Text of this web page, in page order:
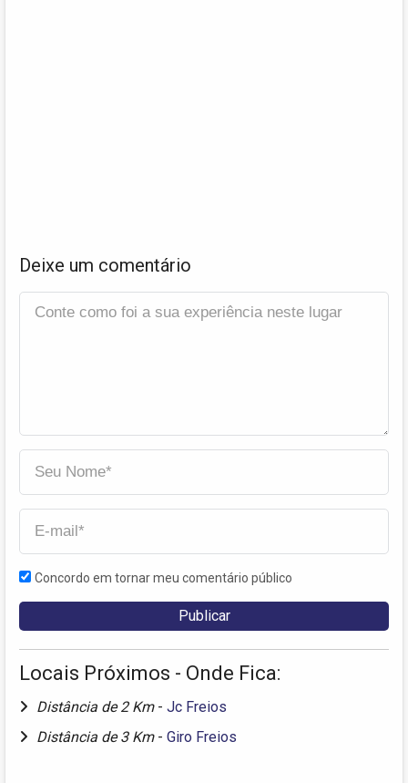
Deixe um comentário
Concordo em tornar meu comentário público
Locais Próximos - Onde Fica:
Distância de 2 Km - Jc Freios
Distância de 3 Km - Giro Freios